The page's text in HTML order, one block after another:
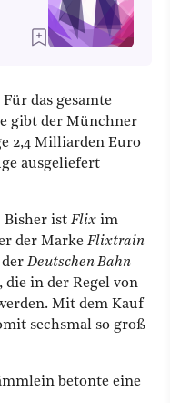
Für das gesamte
gibt der Münchner
2,4 Milliarden Euro
ausgeliefert
Bisher ist Flix im
der Marke Flixtrain
Deutschen Bahn –
in der Regel von
Mit dem Kauf
sechsmal so groß
betonte eine